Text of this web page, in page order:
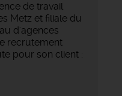
de travail
Metz et filiale du
d'agences
recrutement
pour son client :